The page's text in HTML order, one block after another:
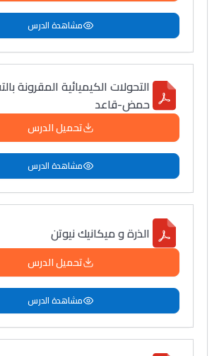
مشاهدة الدرس
التحولات الكيميائية المقرونة
حمض-قاعد
تحميل الدرس
مشاهدة الدرس
الذرة و ميكانيك نيوتن
تحميل الدرس
مشاهدة الدرس